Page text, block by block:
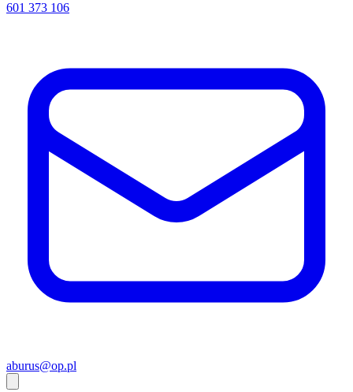
601 373 106
aburus@op.pl